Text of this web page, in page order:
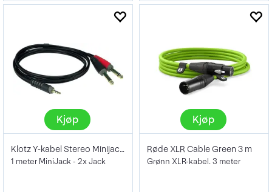
Kjøp
Klotz Y-kabel Stereo Minijack - X2 Jack
1 meter MiniJack - 2x Jack
Kjøp
Røde XLR Cable Green 3 m
Grønn XLR-kabel. 3 meter